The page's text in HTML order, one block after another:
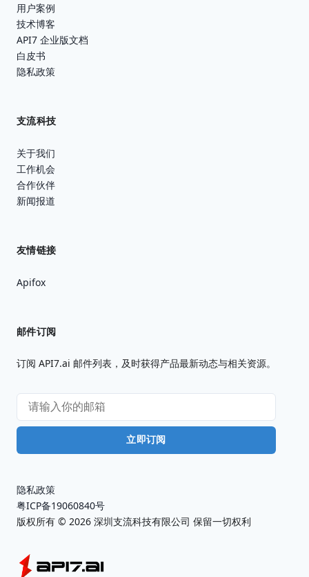
用户案例
技术博客
API7 企业版文档
白皮书
隐私政策
支流科技
关于我们
工作机会
合作伙伴
新闻报道
友情链接
Apifox
邮件订阅
订阅 API7.ai 邮件列表，及时获得产品最新动态与相关资源。
立即订阅
隐私政策
粤ICP备19060840号
版权所有 © 2026 深圳支流科技有限公司 保留一切权利